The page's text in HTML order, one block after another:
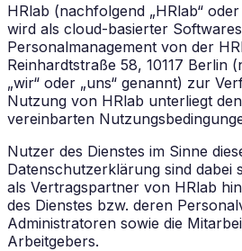
HRlab (nachfolgend „HRlab“
wird als cloud-basierter
Personalmanagement von der
Reinhardtstraße 58, 10117 Berlin
„wir“ oder „uns“ genannt) zur
Nutzung von HRlab unterliegt
vereinbarten
Nutzer des Dienstes im Sinne
Datenschutzerklärung sind dabei
als Vertragspartner von HRlab
des Dienstes bzw. deren
Administratoren sowie die
Arbeitgebers.